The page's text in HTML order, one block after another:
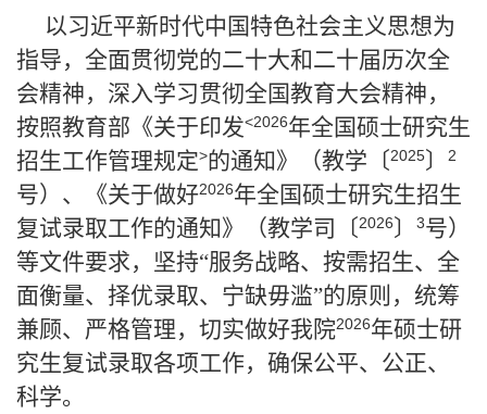
以习近平新时代中国特色社会主义思想为
指导，全面贯彻党的二十大和二十届历次全
会精神，深入学习贯彻全国教育大会精神，
按照教育部《关于印发<2026年全国硕士研究生
招生工作管理规定>的通知》（教学〔2025〕 2
号）、《关于做好2026年全国硕士研究生招生
复试录取工作的通知》（教学司〔2026〕 3号）
等文件要求，坚持“服务战略、按需招生、全
面衡量、择优录取、宁缺毋滥”的原则，统筹
兼顾、严格管理，切实做好我院2026年硕士研
究生复试录取各项工作，确保公平、公正、
科学。